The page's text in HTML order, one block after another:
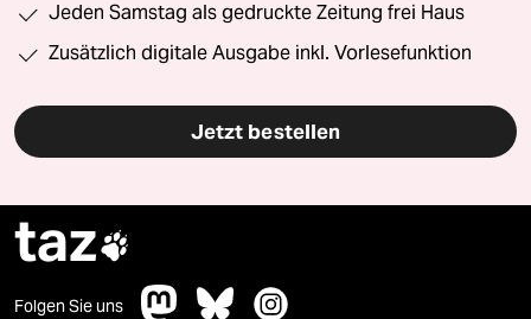
Jeden Samstag als gedruckte Zeitung frei Haus
Zusätzlich digitale Ausgabe inkl. Vorlesefunktion
Jetzt bestellen
taz
Folgen Sie uns